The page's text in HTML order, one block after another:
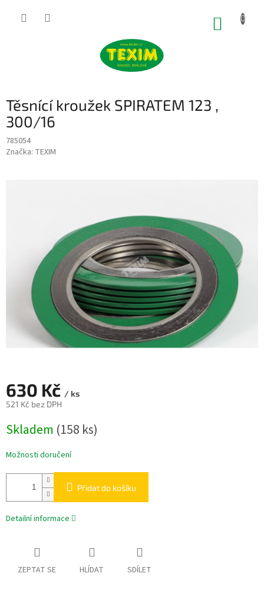
Těsnící kroužek SPIRATEM 123 ,
300/16
785054
Značka: TEXIM
630 Kč / ks
521 Kč bez DPH
cena:
Skladem (158 ks)
Možnosti doručení
Přidat do košíku
Detailní informace
ZEPTAT SE HLÍDAT SDÍLET